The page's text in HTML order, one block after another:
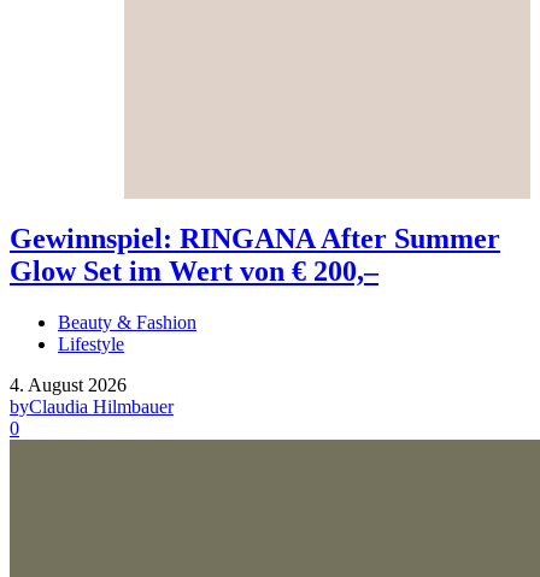
Gewinnspiel: RINGANA After Summer
Glow Set im Wert von € 200,–
Beauty & Fashion
Lifestyle
4. August 2026
byClaudia Hilmbauer
0